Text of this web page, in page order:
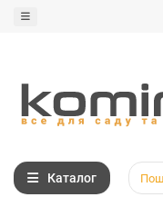
Каталог